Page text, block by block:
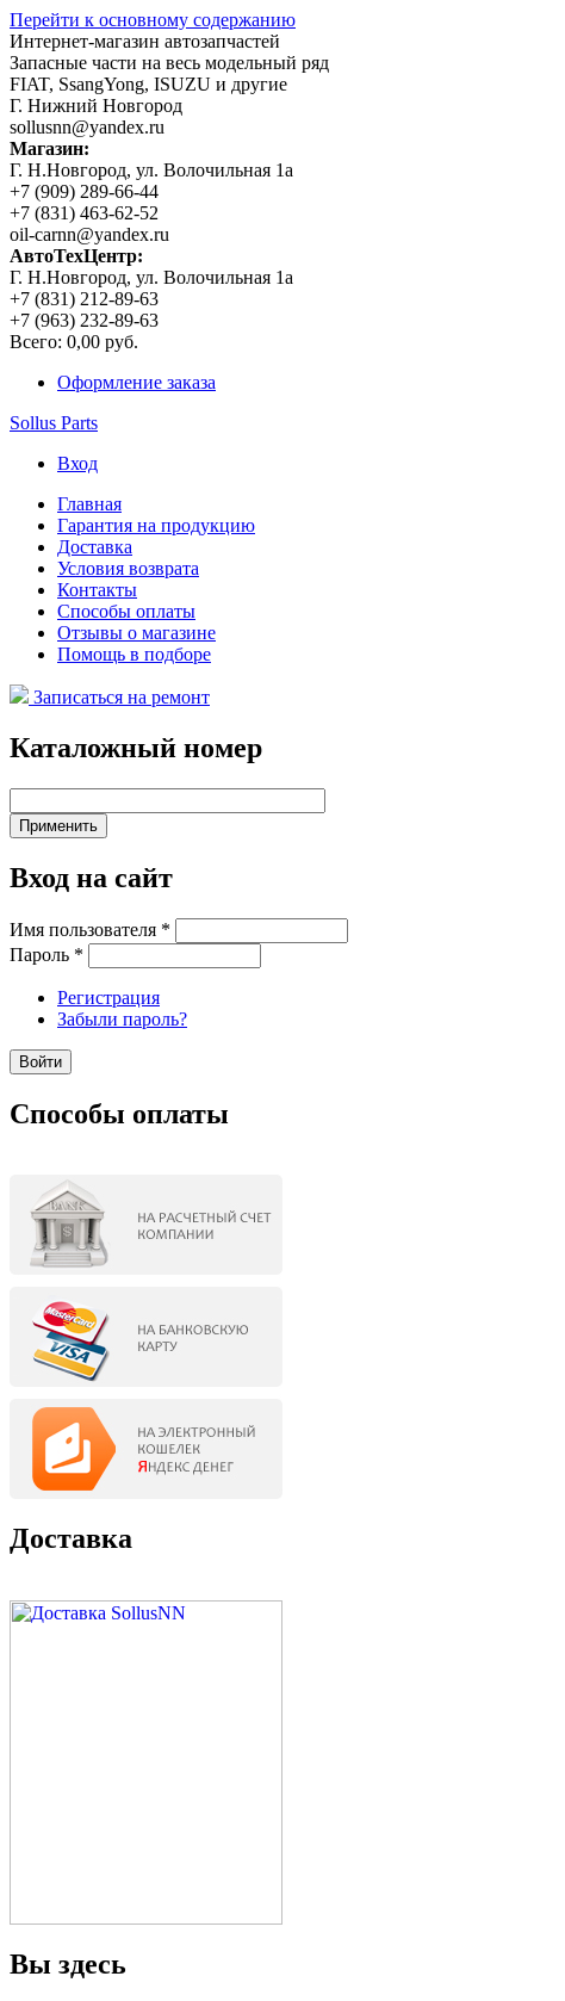
Перейти к основному содержанию
Интернет-магазин автозапчастей
Запасные части на весь модельный ряд
FIAT, SsangYong, ISUZU и другие
Г. Нижний Новгород
sollusnn@yandex.ru
Магазин:
Г. Н.Новгород, ул. Волочильная 1а
+7 (909) 289-66-44
+7 (831) 463-62-52
oil-carnn@yandex.ru
АвтоТехЦентр:
Г. Н.Новгород, ул. Волочильная 1а
+7 (831) 212-89-63
+7 (963) 232-89-63
Всего: 0,00 руб.
Оформление заказа
Sollus Parts
Вход
Главная
Гарантия на продукцию
Доставка
Условия возврата
Контакты
Способы оплаты
Отзывы о магазине
Помощь в подборе
Записаться на ремонт
Каталожный номер
Вход на сайт
Имя пользователя *
Пароль *
Регистрация
Забыли пароль?
Способы оплаты
Доставка
Вы здесь